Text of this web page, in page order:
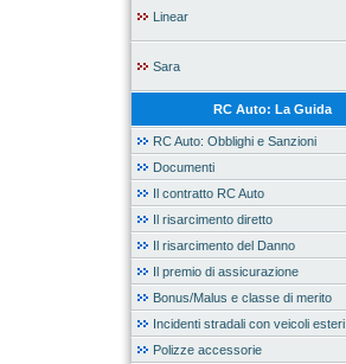
Linear
Sara
RC Auto: La Guida
RC Auto: Obblighi e Sanzioni
Documenti
Il contratto RC Auto
Il risarcimento diretto
Il risarcimento del Danno
Il premio di assicurazione
Bonus/Malus e classe di merito
Incidenti stradali con veicoli esteri
Polizze accessorie